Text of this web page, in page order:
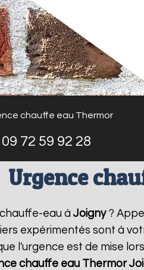
chauffe eau Thermor
09 72 59 92 28
Urgence
eau à Joigny?
expérimentés sont à
l'urgence est de mise
chauffe eau Thermor